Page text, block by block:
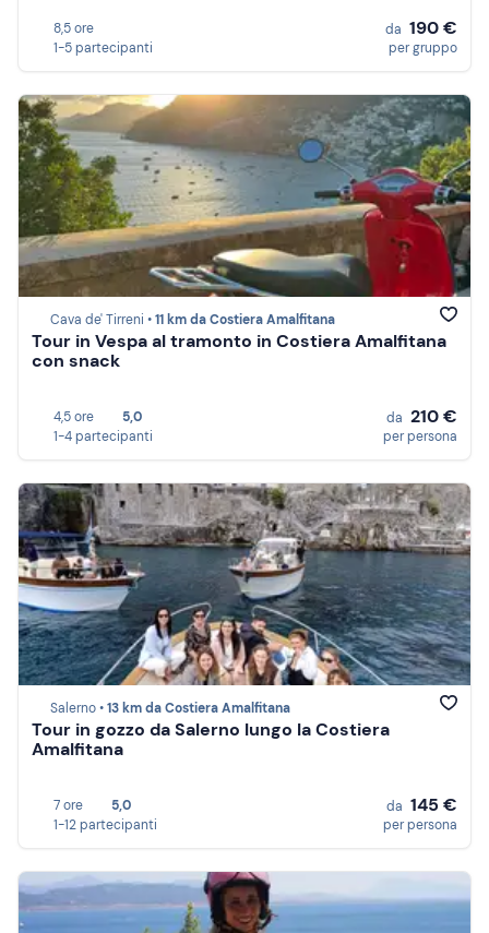
8,5 ore
1-5 partecipanti
da 190 €
per gruppo
Cava de' Tirreni •11 km da Costiera Amalfitana
Tour in Vespa al tramonto in Costiera Amalfitana
con snack
4,5 ore
5,0
1-4 partecipanti
da 210 €
per persona
Salerno •13 km da Costiera Amalfitana
Tour in gozzo da Salerno lungo la Costiera
Amalfitana
7 ore
5,0
1-12 partecipanti
da 145 €
per persona